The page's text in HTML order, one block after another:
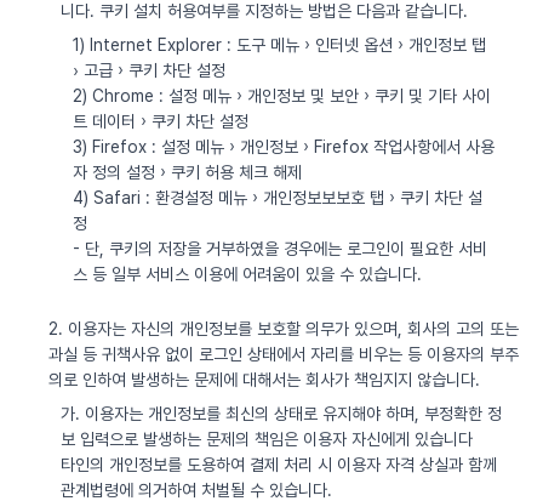
니다. 쿠키 설치 허용여부를 지정하는 방법은 다음과 같습니다.
1) Internet Explorer : 도구 메뉴 › 인터넷 옵션 › 개인정보 탭
› 고급 › 쿠키 차단 설정
2) Chrome : 설정 메뉴 › 개인정보 및 보안 › 쿠키 및 기타 사이
트 데이터 › 쿠키 차단 설정
3) Firefox : 설정 메뉴 › 개인정보 › Firefox 작업사항에서 사용
자 정의 설정 › 쿠키 허용 체크 해제
4) Safari : 환경설정 메뉴 › 개인정보보보호 탭 › 쿠키 차단 설
정
- 단, 쿠키의 저장을 거부하였을 경우에는 로그인이 필요한 서비
스 등 일부 서비스 이용에 어려움이 있을 수 있습니다.
2. 이용자는 자신의 개인정보를 보호할 의무가 있으며, 회사의 고의 또는
과실 등 귀책사유 없이 로그인 상태에서 자리를 비우는 등 이용자의 부주
의로 인하여 발생하는 문제에 대해서는 회사가 책임지지 않습니다.
가. 이용자는 개인정보를 최신의 상태로 유지해야 하며, 부정확한 정
보 입력으로 발생하는 문제의 책임은 이용자 자신에게 있습니다
타인의 개인정보를 도용하여 결제 처리 시 이용자 자격 상실과 함께
관계법령에 의거하여 처벌될 수 있습니다.